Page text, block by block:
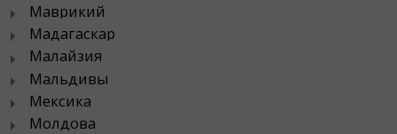
Маврикий
Мадагаскар
Малайзия
Мальдивы
Мексика
Молдова